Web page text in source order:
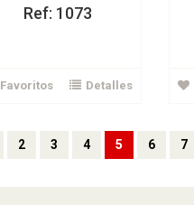
Ref: 1073
Favoritos Detalles
2 3 4 5 6 7